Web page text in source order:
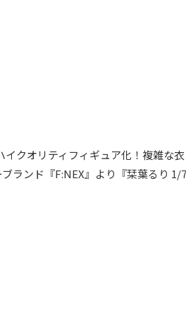
イクオリティフィギュア化！複雑な衣
ランド『F:NEX』より『栞葉るり 1/7